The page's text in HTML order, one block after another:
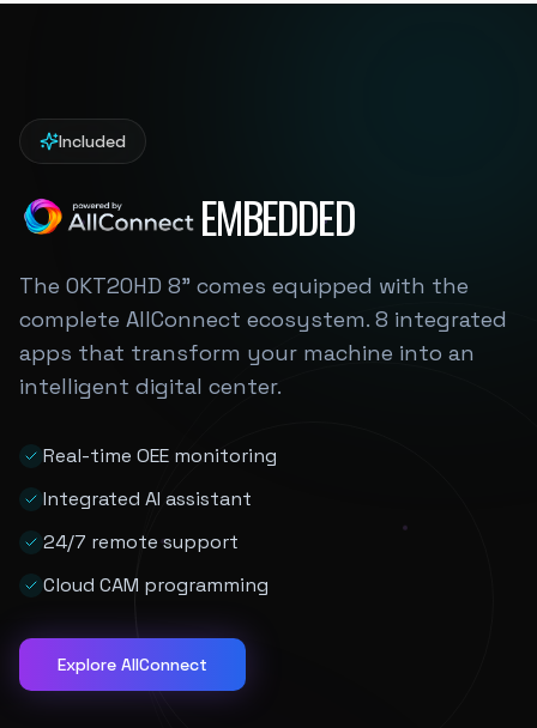
Included
EMBEDDED
The OKT20HD 8" comes equipped with the
complete AllConnect ecosystem. 8 integrated
apps that transform your machine into an
intelligent digital center.
Real-time OEE monitoring
Integrated AI assistant
24/7 remote support
Cloud CAM programming
Explore AllConnect